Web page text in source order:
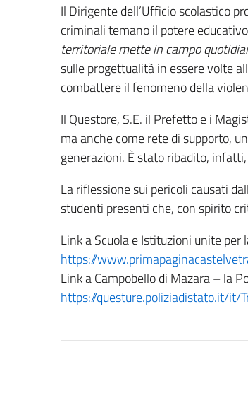
Il Dirigente dell’Ufficio scolastico
criminali temano il potere
territoriale mette in campo
sulle progettualità in essere volte
combattere il fenomeno della
Il Questore, S.E. il Prefetto e i
ma anche come rete di supporto,
generazioni. È stato ribadito,
La riflessione sui pericoli causati
studenti presenti che, con spirito
Link a Scuola e Istituzioni unite
https://
Link a Campobello di Mazara – la
https://questure.poliziadistato.it/